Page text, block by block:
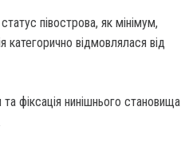
півострова, як мінімум,
відмовлялася від
фіксація нинішнього становища